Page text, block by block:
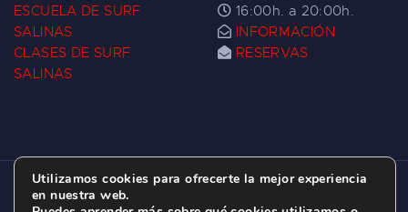
ESCUELA DE SURF
SALINAS
CLASES DE SURF
SALINAS
16:00h. a 20:00h.
INFORMACIÓN
RESERVAS
ESCUELA DE SURF LAS DUNAS ©
2026.
Utilizamos cookies para ofrecerte la mejor experiencia
en nuestra web.